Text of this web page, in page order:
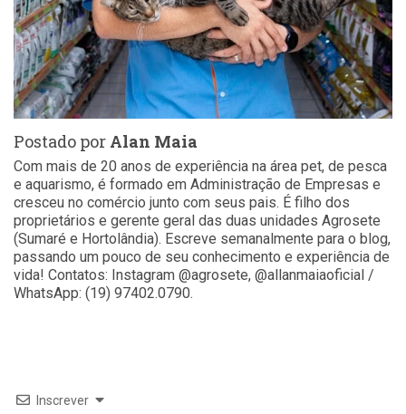
Postado por Alan Maia
Com mais de 20 anos de experiência na área pet, de pesca
e aquarismo, é formado em Administração de Empresas e
cresceu no comércio junto com seus pais. É filho dos
proprietários e gerente geral das duas unidades Agrosete
(Sumaré e Hortolândia). Escreve semanalmente para o blog,
passando um pouco de seu conhecimento e experiência de
vida! Contatos: Instagram @agrosete, @allanmaiaoficial /
WhatsApp: (19) 97402.0790.
Inscrever